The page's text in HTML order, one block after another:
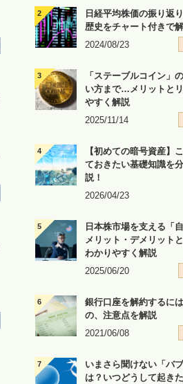
日経平均株価の振り返
歴史をチャート付きで
2024/08/23
「ステーブルコイン」
い方まで…メリットと
やすく解説
2025/11/14
【初めての暗号資産】
ておきたい基礎知識を
説！
2026/04/23
日本株市場を支える「
メリット・デメリット
わかりやすく解説
2025/06/20
銀行口座を解約するに
の、注意点を解説
2021/06/08
いまさら聞けない「バ
は？いつどうして起き